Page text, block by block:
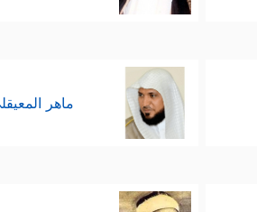
ماهر